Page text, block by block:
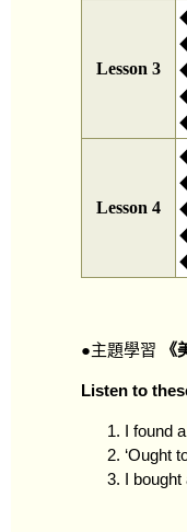
Lesson 3
Lesson 4
●主題學習
Listen to
I found
‘Ought
I bought